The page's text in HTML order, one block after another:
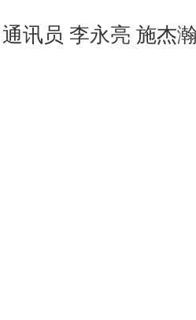
通讯员 李永亮 施杰